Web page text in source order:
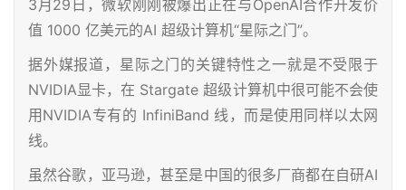
3月29日，微软刚刚被爆出正在与OpenAI合作开发价
值 1000 亿美元的AI 超级计算机“星际之门”。
据外媒报道，星际之门的关键特性之一就是不受限于
NVIDIA显卡，在 Stargate 超级计算机中很可能不会使
用NVIDIA专有的 InfiniBand 线，而是使用同样以太网
线。
虽然谷歌，亚马逊，甚至是中国的很多厂商都在自研AI